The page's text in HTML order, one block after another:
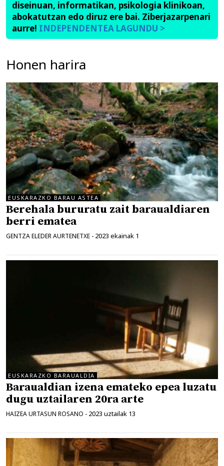
diseinuan, informatikan, psikologia klinikoan,
abokatutzan edo diruz ere bai. Ziberjazarpenari
aurre! INDEPENDENTEA LAGUNDU >
Honen harira
EUSKARAZKO BARAU ASTEA
Berehala bururatu zait baraualdiaren
berri ematea
GENTZA ELEDER AURTENETXE - 2023 ekainak 1
EUSKARAZKO BARAUALDIA
Baraualdian izena emateko epea luzatu
dugu uztailaren 20ra arte
HAIZEA URTASUN ROSANO - 2023 uztailak 13